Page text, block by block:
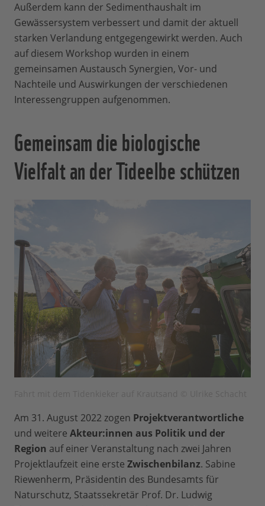
Außerdem kann der Sedimenthaushalt im
Gewässersystem verbessert und damit der aktuell
starken Verlandung entgegengewirkt werden. Auch
auf diesem Workshop wurden in einem
gemeinsamen Austausch Synergien, Vor- und
Nachteile und Auswirkungen der verschiedenen
Interessengruppen aufgenommen.
Gemeinsam die biologische
Vielfalt an der Tideelbe schützen
Am 31. August 2022 zogen Projektverantwortliche
und weitere Akteur:innen aus Politik und der
Region auf einer Veranstaltung nach zwei Jahren
Projektlaufzeit eine erste Zwischenbilanz. Sabine
Riewenherm, Präsidentin des Bundesamts für
Naturschutz, Staatssekretär Prof. Dr. Ludwig